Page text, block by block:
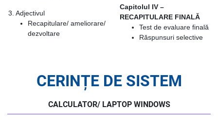
3. Adjectivul
Recapitulare/ ameliorare/
dezvoltare
Capitolul IV –
RECAPITULARE FINALĂ
Test de evaluare finală
Răspunsuri selective
CERINȚE DE SISTEM
CALCULATOR/ LAPTOP WINDOWS